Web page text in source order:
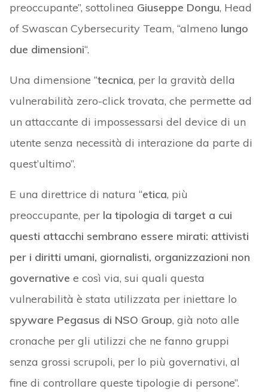
preoccupante”, sottolinea Giuseppe Dongu, Head
of Swascan Cybersecurity Team, “almeno lungo
due dimensioni“.
Una dimensione “tecnica, per la gravità della
vulnerabilità zero-click trovata, che permette ad
un attaccante di impossessarsi del device di un
utente senza necessità di interazione da parte di
quest’ultimo”.
E una direttrice di natura “etica, più
preoccupante, per la tipologia di target a cui
questi attacchi sembrano essere mirati: attivisti
per i diritti umani, giornalisti, organizzazioni non
governative e così via, sui quali questa
vulnerabilità è stata utilizzata per iniettare lo
spyware Pegasus di NSO Group, già noto alle
cronache per gli utilizzi che ne fanno gruppi
senza grossi scrupoli, per lo più governativi, al
fine di controllare queste tipologie di persone”.